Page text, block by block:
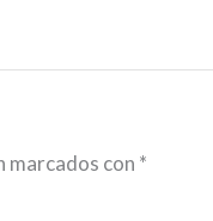
marcados con *